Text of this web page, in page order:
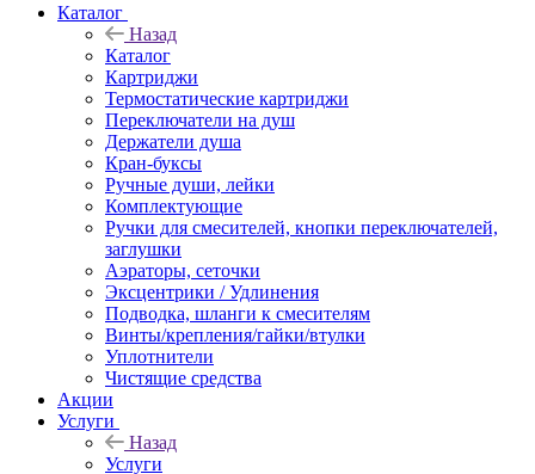
Каталог
Назад
Каталог
Картриджи
Термостатические картриджи
Переключатели на душ
Держатели душа
Кран-буксы
Ручные души, лейки
Комплектующие
Ручки для смесителей, кнопки переключателей,
заглушки
Аэраторы, сеточки
Эксцентрики / Удлинения
Подводка, шланги к смесителям
Винты/крепления/гайки/втулки
Уплотнители
Чистящие средства
Акции
Услуги
Назад
Услуги